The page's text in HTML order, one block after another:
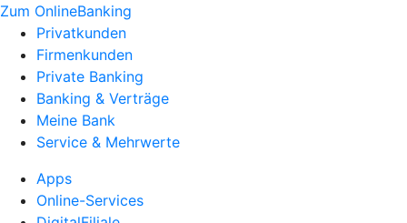
Zum OnlineBanking
Privatkunden
Firmenkunden
Private Banking
Banking & Verträge
Meine Bank
Service & Mehrwerte
Apps
Online-Services